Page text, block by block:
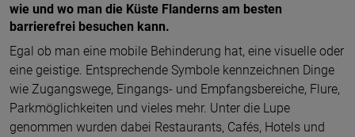
wie und wo man die Küste Flanderns am besten
barrierefrei besuchen kann.
Egal ob man eine mobile Behinderung hat, eine visuelle oder
eine geistige. Entsprechende Symbole kennzeichnen Dinge
wie Zugangswege, Eingangs- und Empfangsbereiche, Flure,
Parkmöglichkeiten und vieles mehr. Unter die Lupe
genommen wurden dabei Restaurants, Cafés, Hotels und